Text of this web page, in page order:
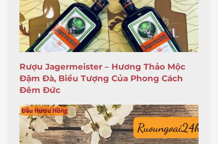
Rượu Jagermeister – Hương Thảo Mộc
Đậm Đà, Biểu Tượng Của Phong Cách
Đêm Đức